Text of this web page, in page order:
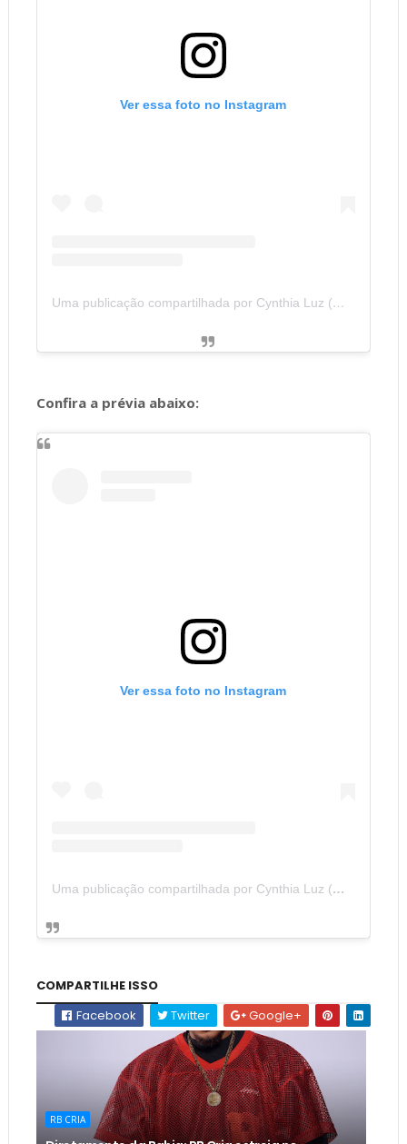
Ver essa foto no Instagram
Uma publicação compartilhada por Cynthia Luz (@cyssluz)
Confira a prévia abaixo:
Ver essa foto no Instagram
Uma publicação compartilhada por Cynthia Luz (@cyssluz)
COMPARTILHE ISSO
Facebook
Twitter Google+
RB CRIA